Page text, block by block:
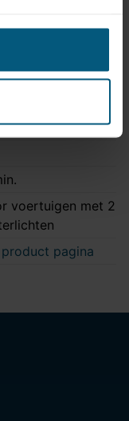
product
product
voertuigen met 2
product pagina